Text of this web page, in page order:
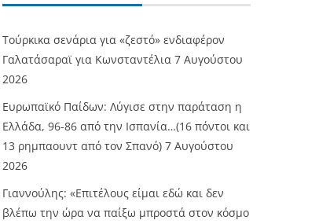
Τούρκικα σενάρια για «ζεστό» ενδιαφέρον
Γαλατάσαραϊ για Κωνσταντέλια 7 Αυγούστου
2026
Ευρωπαϊκό Παίδων: Λύγισε στην παράταση η
Ελλάδα, 96-86 από την Ισπανία…(16 πόντοι και
13 ρημπαουντ από τον Σπανό) 7 Αυγούστου
2026
Γιαννούλης: «Επιτέλους είμαι εδώ και δεν
βλέπω την ώρα να παίξω μπροστά στον κόσμο